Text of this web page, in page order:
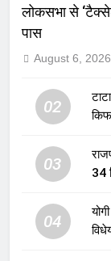
लोकसभा से
पास
August 6, 2026
02
03
34
04